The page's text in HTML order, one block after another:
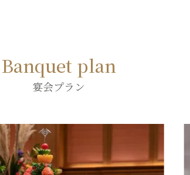
Banquet plan
宴会プラン